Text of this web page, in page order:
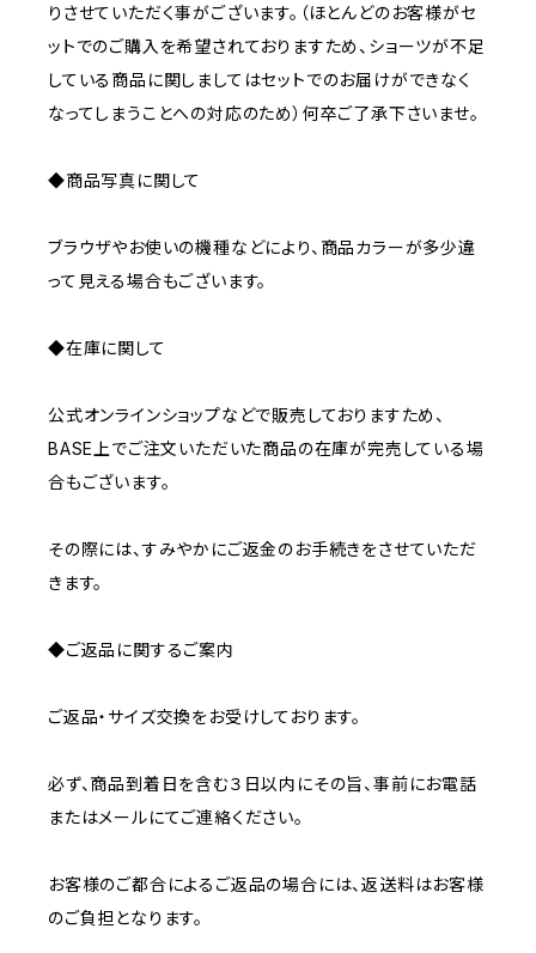
りさせていただく事がございます。（ほとんどのお客様がセ
ットでのご購入を希望されておりますため、ショーツが不足
している商品に関しましてはセットでのお届けができなく
なってしまうことへの対応のため）何卒ご了承下さいませ。
◆商品写真に関して
ブラウザやお使いの機種などにより、商品カラーが多少違
って見える場合もございます。
◆在庫に関して
公式オンラインショップなどで販売しておりますため、
BASE上でご注文いただいた商品の在庫が完売している場
合もございます。
その際には、すみやかにご返金のお手続きをさせていただ
きます。
◆ご返品に関するご案内
ご返品・サイズ交換をお受けしております。
必ず、商品到着日を含む３日以内にその旨、事前にお電話
またはメールにてご連絡ください。
お客様のご都合によるご返品の場合には、返送料はお客様
のご負担となります。